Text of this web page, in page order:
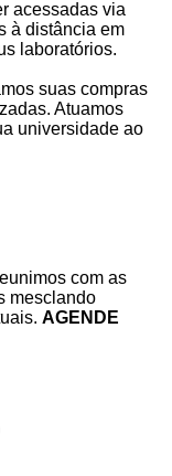
acessadas via
à distância em
laboratórios.
suas compras
Atuamos
universidade ao
com as
mesclando
AGENDE